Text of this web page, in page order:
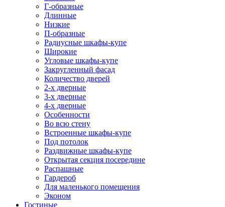
Г-образные
Длинные
Низкие
П-образные
Радиусные шкафы-купе
Широкие
Угловые шкафы-купе
Закругленный фасад
Количество дверей
2-х дверные
3-х дверные
4-х дверные
Особенности
Во всю стену
Встроенные шкафы-купе
Под потолок
Раздвижные шкафы-купе
Открытая секция посередине
Распашные
Гардероб
Для маленького помещения
Эконом
Гостиные